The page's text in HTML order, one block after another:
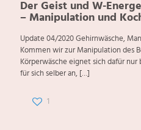
Der Geist und W-
– Manipulation und
Update 04/2020 Gehirnwäsche,
Kommen wir zur Manipulation des
Körperwäsche eignet sich dafür
für sich selber an, […]
1